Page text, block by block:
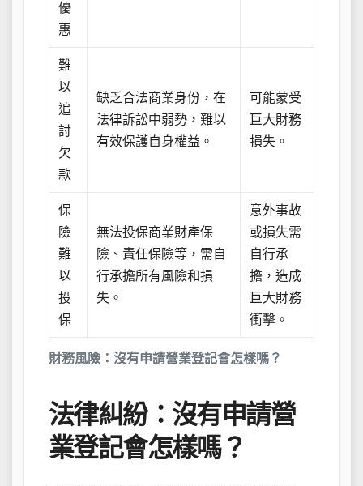
財務風險：沒有申請營業登記會怎樣嗎？
優
惠
難
以
追
討
欠
款
缺乏合法商業身份，在
法律訴訟中弱勢，難以
有效保護自身權益。
可能蒙受
巨大財務
損失。
保
險
難
以
投
保
無法投保商業財產保
險、責任保險等，需自
行承擔所有風險和損
失。
意外事故
或損失需
自行承
擔，造成
巨大財務
衝擊。
法律糾紛：沒有申請營
業登記會怎樣嗎？